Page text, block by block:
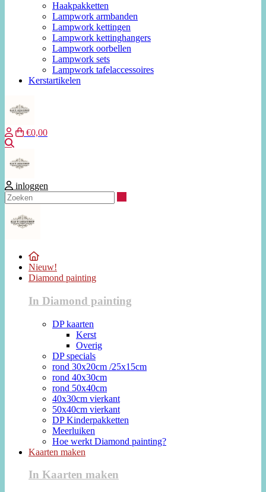
Haakpakketten
Lampwork armbanden
Lampwork kettingen
Lampwork kettinghangers
Lampwork oorbellen
Lampwork sets
Lampwork tafelaccessoires
Kerstartikelen
€0,00
inloggen
Nieuw!
Diamond painting
In Diamond painting
DP kaarten
Kerst
Overig
DP specials
rond 30x20cm /25x15cm
rond 40x30cm
rond 50x40cm
40x30cm vierkant
50x40cm vierkant
DP Kinderpakketten
Meerluiken
Hoe werkt Diamond painting?
Kaarten maken
In Kaarten maken